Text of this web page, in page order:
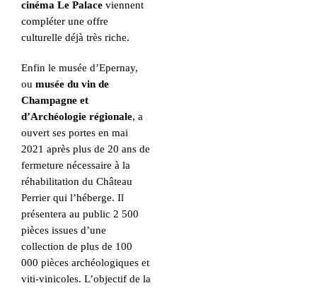
cinéma Le Palace viennent
compléter une offre
culturelle déjà très riche.
Enfin le musée d’Epernay,
ou musée du vin de
Champagne et
d’Archéologie régionale, a
ouvert ses portes en mai
2021 après plus de 20 ans de
fermeture nécessaire à la
réhabilitation du Château
Perrier qui l’héberge. Il
présentera au public 2 500
pièces issues d’une
collection de plus de 100
000 pièces archéologiques et
viti-vinicoles. L’objectif de la